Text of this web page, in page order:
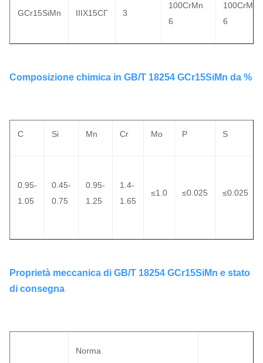
GCr15SiMn IIIX15CΓ 3
100CrMn
6
100CrMn
6
Composizione chimica in GB/T 18254 GCr15SiMn da %
C Si Mn Cr Mo P S
0.95-
1.05
0.45-
0.75
0.95-
1.25
1.4-
1.65
≤1.0 ≤0.025 ≤0.025
Proprietà meccanica di GB/T 18254 GCr15SiMn e stato
di consegna
Norma